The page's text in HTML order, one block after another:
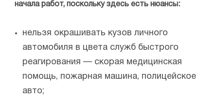
начала работ, поскольку здесь есть нюансы:
нельзя окрашивать кузов личного
автомобиля в цвета служб быстрого
реагирования — скорая медицинская
помощь, пожарная машина, полицейское
авто;